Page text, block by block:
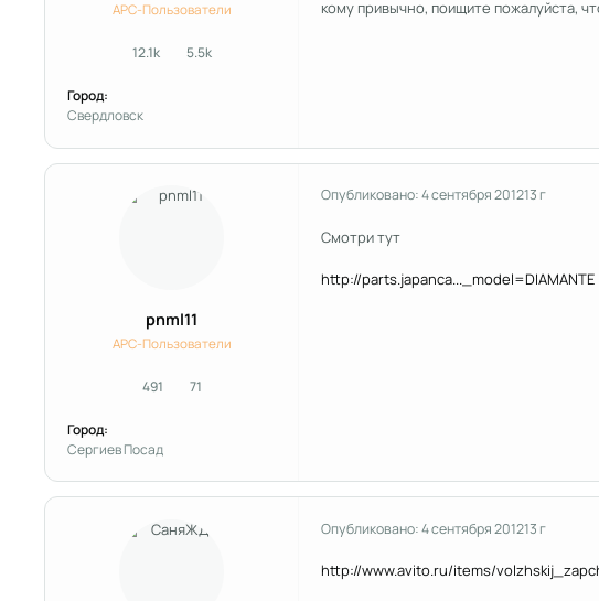
APC-Пользователи
12.1kсообщения
5.5kРепутация
Город:
Свердловск
кому привычно, поищите пожалуйста,
pnml11
APC-Пользователи
491сообщения
71Репутация
Город:
Сергиев Посад
Опубликовано:4 сентября 201213 г
Смотри тут
http://parts.japanca..._model=DIAMANTE
Опубликовано:4 сентября 201213 г
http://www.avito.ru/items/